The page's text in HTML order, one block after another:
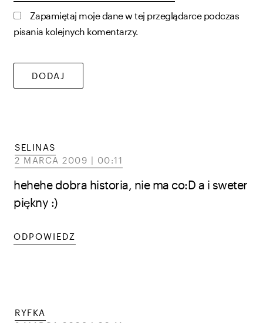
SELINAS
2 MARCA 2009 | 00:11
hehehe dobra historia, nie ma co:D a i sweter
piękny :)
ODPOWIEDZ
RYFKA
Zapamiętaj moje dane w tej przeglądarce podczas
pisania kolejnych komentarzy.